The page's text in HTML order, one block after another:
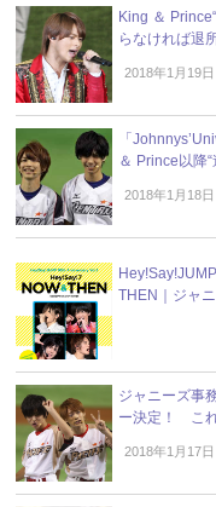
King ＆
らなければ
2018年1月19日
「
＆ Prince以降
2018年1月18日
THEN｜ジャ
ジャニーズ事
ー決定！ こ
2018年1月17日